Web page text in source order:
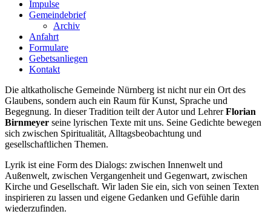
Impulse
Gemeindebrief
Archiv
Anfahrt
Formulare
Gebetsanliegen
Kontakt
Die altkatholische Gemeinde Nürnberg ist nicht nur ein Ort des
Glaubens, sondern auch ein Raum für Kunst, Sprache und
Begegnung. In dieser Tradition teilt der Autor und LehrerFlorian
Birnmeyer seine lyrischen Texte mit uns. Seine Gedichte bewegen
sich zwischen Spiritualität, Alltagsbeobachtung und
gesellschaftlichen Themen.
Lyrik ist eine Form des Dialogs: zwischen Innenwelt und
Außenwelt, zwischen Vergangenheit und Gegenwart, zwischen
Kirche und Gesellschaft. Wir laden Sie ein, sich von seinen Texten
inspirieren zu lassen und eigene Gedanken und Gefühle darin
wiederzufinden.